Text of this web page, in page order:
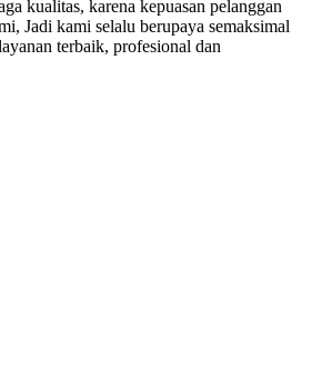
kualitas, karena kepuasan pelanggan
Jadi kami selalu berupaya semaksimal
terbaik, profesional dan